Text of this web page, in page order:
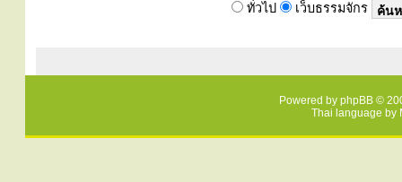
ทั่วไป เว็บธรรมจักร
Powered by phpBB ©
Thai language by